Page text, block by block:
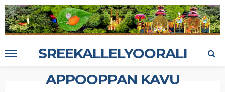
SREEKALLELYOORALI
APPOOPPAN KAVU